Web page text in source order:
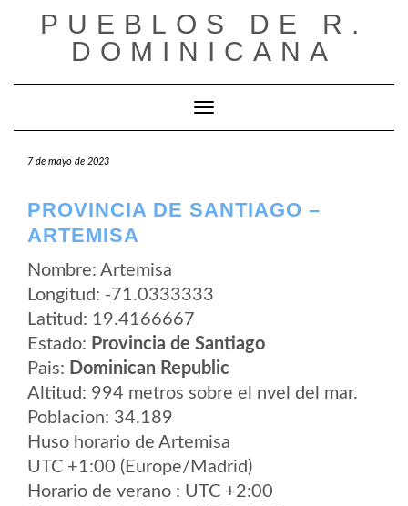
PUEBLOS DE R.
DOMINICANA
Cambiar modo de navegación
7 de mayo de 2023
PROVINCIA DE SANTIAGO –
ARTEMISA
Nombre: Artemisa
Longitud: -71.0333333
Latitud: 19.4166667
Estado: Provincia de Santiago
Pais: Dominican Republic
Altitud: 994 metros sobre el nvel del mar.
Poblacion: 34.189
Huso horario de Artemisa
UTC +1:00 (Europe/Madrid)
Horario de verano : UTC +2:00